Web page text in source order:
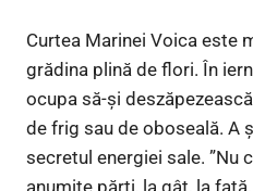
Curtea Marinei Voica este
grădina plină de flori. În
ocupa să-și
de frig sau de oboseală. A
secretul energiei sale. ”Nu